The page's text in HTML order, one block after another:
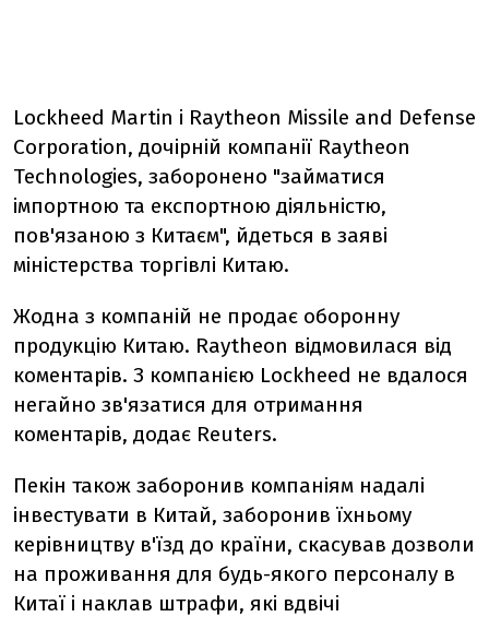
Lockheed Martin і Raytheon Missile and Defense
Corporation, дочірній компанії Raytheon
Technologies, заборонено "займатися
імпортною та експортною діяльністю,
пов'язаною з Китаєм", йдеться в заяві
міністерства торгівлі Китаю.
Жодна з компаній не продає оборонну
продукцію Китаю. Raytheon відмовилася від
коментарів. З компанією Lockheed не вдалося
негайно зв'язатися для отримання
коментарів, додає Reuters.
Пекін також заборонив компаніям надалі
інвестувати в Китай, заборонив їхньому
керівництву в'їзд до країни, скасував дозволи
на проживання для будь-якого персоналу в
Китаї і наклав штрафи, які вдвічі